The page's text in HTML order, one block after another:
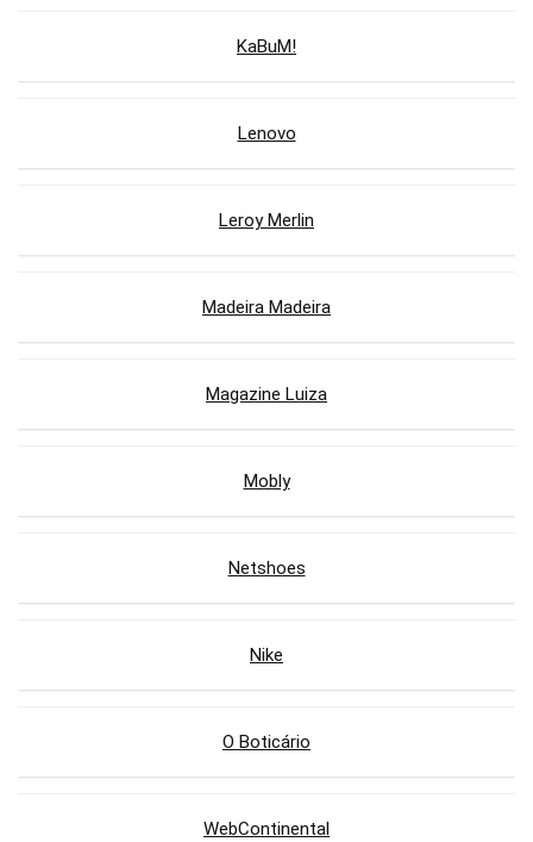
KaBuM!
Lenovo
Leroy Merlin
Madeira Madeira
Magazine Luiza
Mobly
Netshoes
Nike
O Boticário
WebContinental